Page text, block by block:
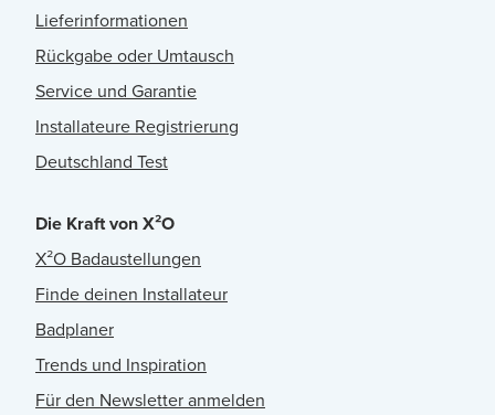
Lieferinformationen
Rückgabe oder Umtausch
Service und Garantie
Installateure Registrierung
Deutschland Test
Die Kraft von X²O
X²O Badaustellungen
Finde deinen Installateur
Badplaner
Trends und Inspiration
Für den Newsletter anmelden